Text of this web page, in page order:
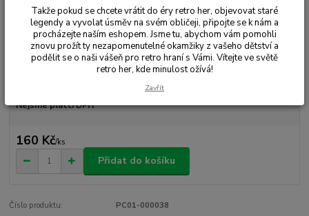
Ohodnotit produkt
Nejsme plátci DPH
160 Kč/ks
Přidat do košíku
Číslo produktu: PC01-000038
Takže pokud se chcete vrátit do éry retro her, objevovat staré
legendy a vyvolat úsměv na svém obličeji, připojte se k nám a
procházejte naším eshopem. Jsme tu, abychom vám pomohli
znovu prožít ty nezapomenutelné okamžiky z vašeho dětství a
podělit se o naši vášeň pro retro hraní s Vámi. Vítejte ve světě
retro her, kde minulost ožívá!
Zavřít